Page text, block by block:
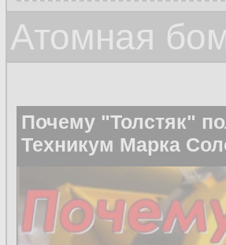
Атомная
Почему "Толстяк"
Техникум Марка